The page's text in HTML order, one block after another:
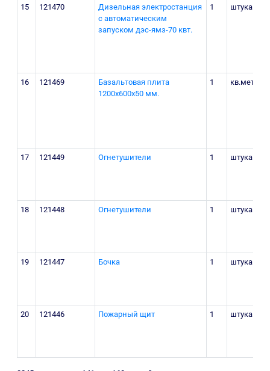
15 121470
Дизельная электростанция
с автоматическим
запуском дэс-ямз-70 квт.
1 штука
16 121469
Базальтовая плита
1200х600х50 мм.
1 кв.метр
17 121449 Огнетушители 1 штука
18 121448 Огнетушители 1 штука
19 121447 Бочка 1 штука
20 121446 Пожарный щит 1 штука